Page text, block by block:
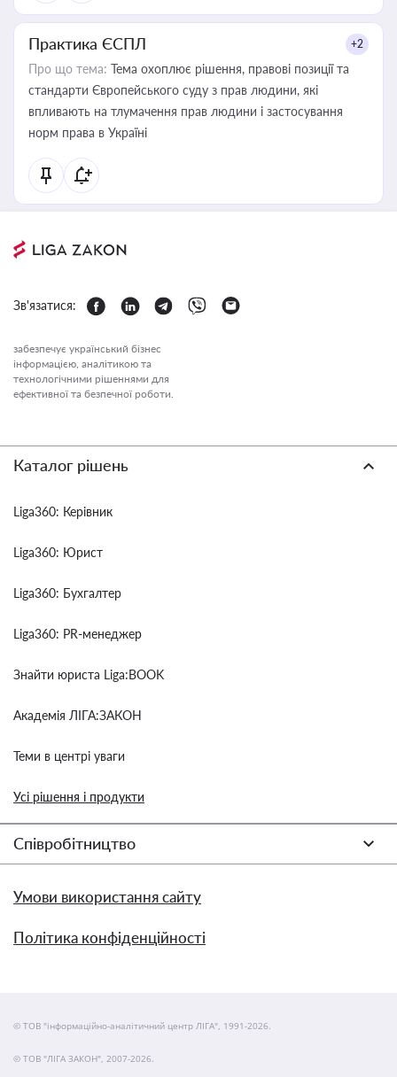
Практика ЄСПЛ +2
Про що тема: Тема охоплює рішення, правові позиції та
стандарти Європейського суду з прав людини, які
впливають на тлумачення прав людини і застосування
норм права в Україні
Зв'язатися:
забезпечує український бізнес
інформацією, аналітикою та
технологічними рішеннями для
ефективної та безпечної роботи.
Каталог рішень
Liga360: Керівник
Liga360: Юрист
Liga360: Бухгалтер
Liga360: PR-менеджер
Знайти юриста Liga:BOOK
Академія ЛІГА:ЗАКОН
Теми в центрі уваги
Усі рішення і продукти
Співробітництво
Умови використання сайту
Політика конфіденційності
© ТОВ "інформаційно-аналітичний центр ЛІГА", 1991-2026.
© ТОВ "ЛІГА ЗАКОН", 2007-2026.